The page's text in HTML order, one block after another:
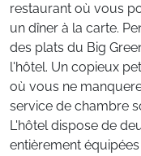
restaurant où vous
un dîner à la carte.
des plats du Big
l'hôtel. Un copieux
où vous ne
service de chambre
L'hôtel dispose de
entièrement